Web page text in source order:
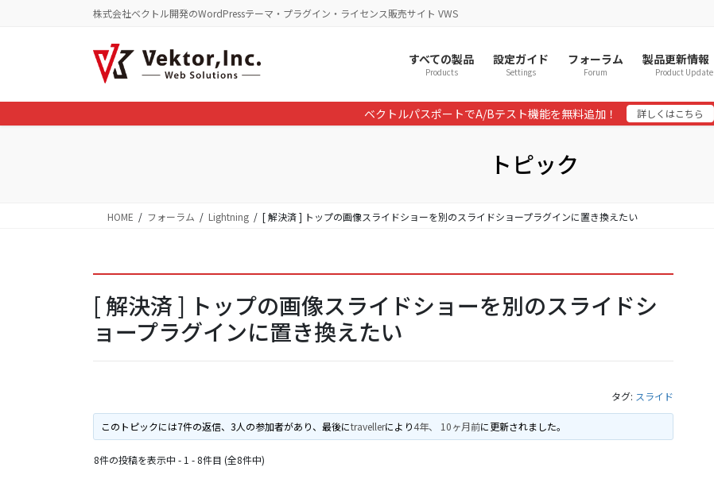
に
移
ョ
ン
株式会社ベクトル開発のWordPressテーマ・プラグイン・ライセンス販売サイト VWS
すべての製品
Products
設定ガイド
Settings
フォーラム
Forum
製品更新情報
Product Update
ベクトルパスポートでA/Bテスト機能を無料追加！ 詳しくはこちら
トピック
HOME フォーラム Lightning [ 解決済 ] トップの画像スライドショーを別のスライドショープラグインに置き換えたい
[ 解決済 ] トップの画像スライドショーを別のスライドシ
ョープラグインに置き換えたい
タグ: スライド
このトピックには7件の返信、3人の参加者があり、最後にtravellerにより4年、 10ヶ月前に更新されました。
8件の投稿を表示中 - 1 - 8件目 (全8件中)